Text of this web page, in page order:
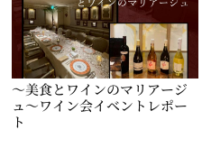
～美食とワインのマリアージ
ュ～ワイン会イベントレポー
ト